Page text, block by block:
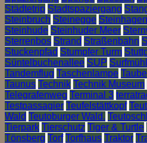
Städtetrip Stadtspaziergang
Steinbruch Steinegge Steinhagen
Steinhude Steinhuder Meer
Sterrenbos Strand Straßenbahn
Stuckenpfad Stumpfer Turm
Süntelbuchenallee SUP
Tandemflug Taschenlampe
Taunus Technik Technik Museum
Telegrafenweg Terminal 3
Testpassagier Teufelstättkopf
Wald Teutoburger Wald.
Tierpark Tierschutz Tiger & Turtle
Tönsberg Torf Torfhaus Traktor